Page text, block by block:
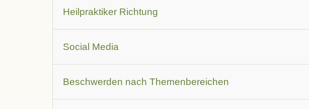
Heilpraktiker Richtung
Social Media
Beschwerden nach Themenbereichen